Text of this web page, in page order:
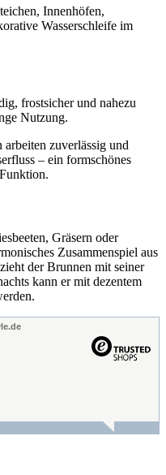
Innenhöfen,
Wasserschleife im
frostsicher und nahezu
Nutzung.
zuverlässig und
– ein formschönes
Gräsern oder
Zusammenspiel aus
der Brunnen mit seiner
kann er mit dezentem